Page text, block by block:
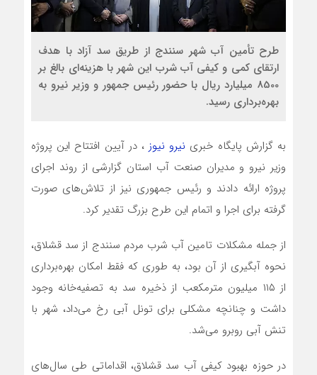
طرح تأمین آب شهر سنندج از طریق سد آزاد با هدف
ارتقای کمی و کیفی آب شرب این شهر با هزینه‌ای بالغ بر
8500 میلیارد ریال با حضور رئیس جمهور و وزیر نیرو به
بهره‌برداری رسید.
به گزارش پایگاه خبری نیرو نیوز، در آیین افتتاح این پروژه
وزیر نیرو و مدیران صنعت آب استان گزارشی از روند اجرای
پروژه ارائه دادند و رئیس جمهوری نیز از تلاش‌های صورت
گرفته برای اجرا و اتمام این طرح بزرگ تقدیر کرد.
از جمله مشکلات تامین آب شرب مردم سنندج از سد قشلاق،
نحوه آبگیری از آن بود، به طوری که فقط امکان بهره‌برداری
از ۱۱۵ میلیون مترمکعب از ذخیره سد به تصفیه‌خانه وجود
داشت و چنانچه مشکلی برای تونل آبی رخ می‌داد، شهر با
تنش آبی روبرو می‌شد.
در حوزه بهبود کیفی آب سد قشلاق، اقداماتی طی سال‌های